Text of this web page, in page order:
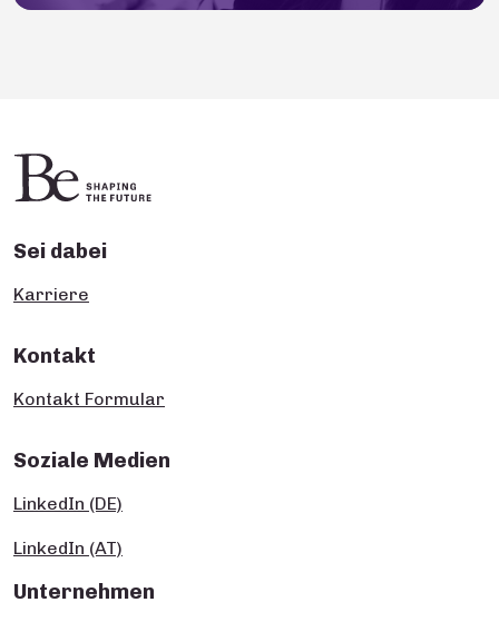
Sei dabei
Karriere
Kontakt
Kontakt Formular
Soziale Medien
LinkedIn (DE)
LinkedIn (AT)
Unternehmen